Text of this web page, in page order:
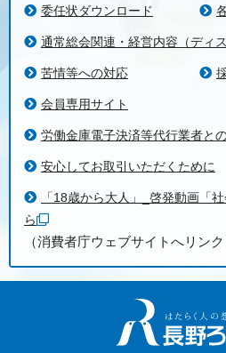
委任状ダウンロード
通常総会関連・経営内容（ディ
苦情等への対応
会員専用サイト
労働金庫電子決済等代行業者と
安心してお取引いただくために
「18歳から大人」_啓発動画「
ら
（消費者庁ウェブサイトへリンク